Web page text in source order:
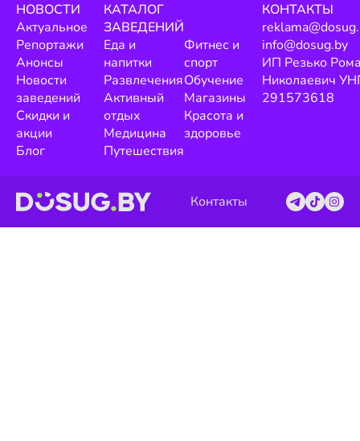
НОВОСТИ
Актуальное
Репортажи
Анонсы
Новости
заведений
Скидки и
акции
Блог
КАТАЛОГ
ЗАВЕДЕНИЙ
Еда и
напитки
Развлечения
Активный
отдых
Медицина
Путешествия
Фитнес и
спорт
Обучение
Магазины
Красота и
здоровье
КОНТАКТЫ
info@dosug.by
ИП Резько
Николаевич
291573618
Контакты